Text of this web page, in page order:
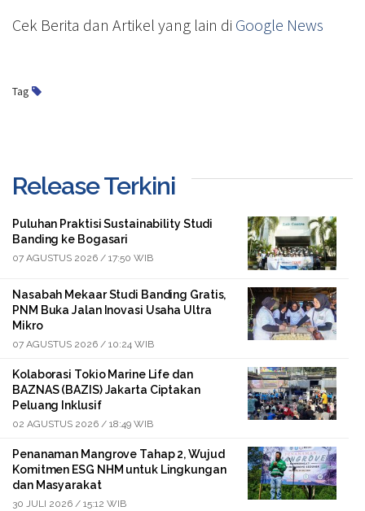
Cek Berita dan Artikel yang lain di Google News
Tag
Release Terkini
Puluhan Praktisi Sustainability Studi
Banding ke Bogasari
07 AGUSTUS 2026 / 17:50 WIB
Nasabah Mekaar Studi Banding Gratis,
PNM Buka Jalan Inovasi Usaha Ultra
Mikro
07 AGUSTUS 2026 / 10:24 WIB
Kolaborasi Tokio Marine Life dan
BAZNAS (BAZIS) Jakarta Ciptakan
Peluang Inklusif
02 AGUSTUS 2026 / 18:49 WIB
Penanaman Mangrove Tahap 2, Wujud
Komitmen ESG NHM untuk Lingkungan
dan Masyarakat
30 JULI 2026 / 15:12 WIB